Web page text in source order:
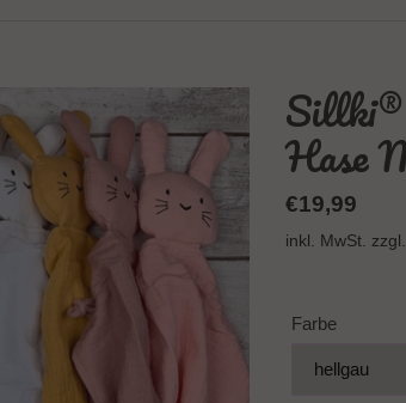
Sillki®
Hase
Normaler
Preis
€19,99
inkl. MwSt. zzgl.
Farbe